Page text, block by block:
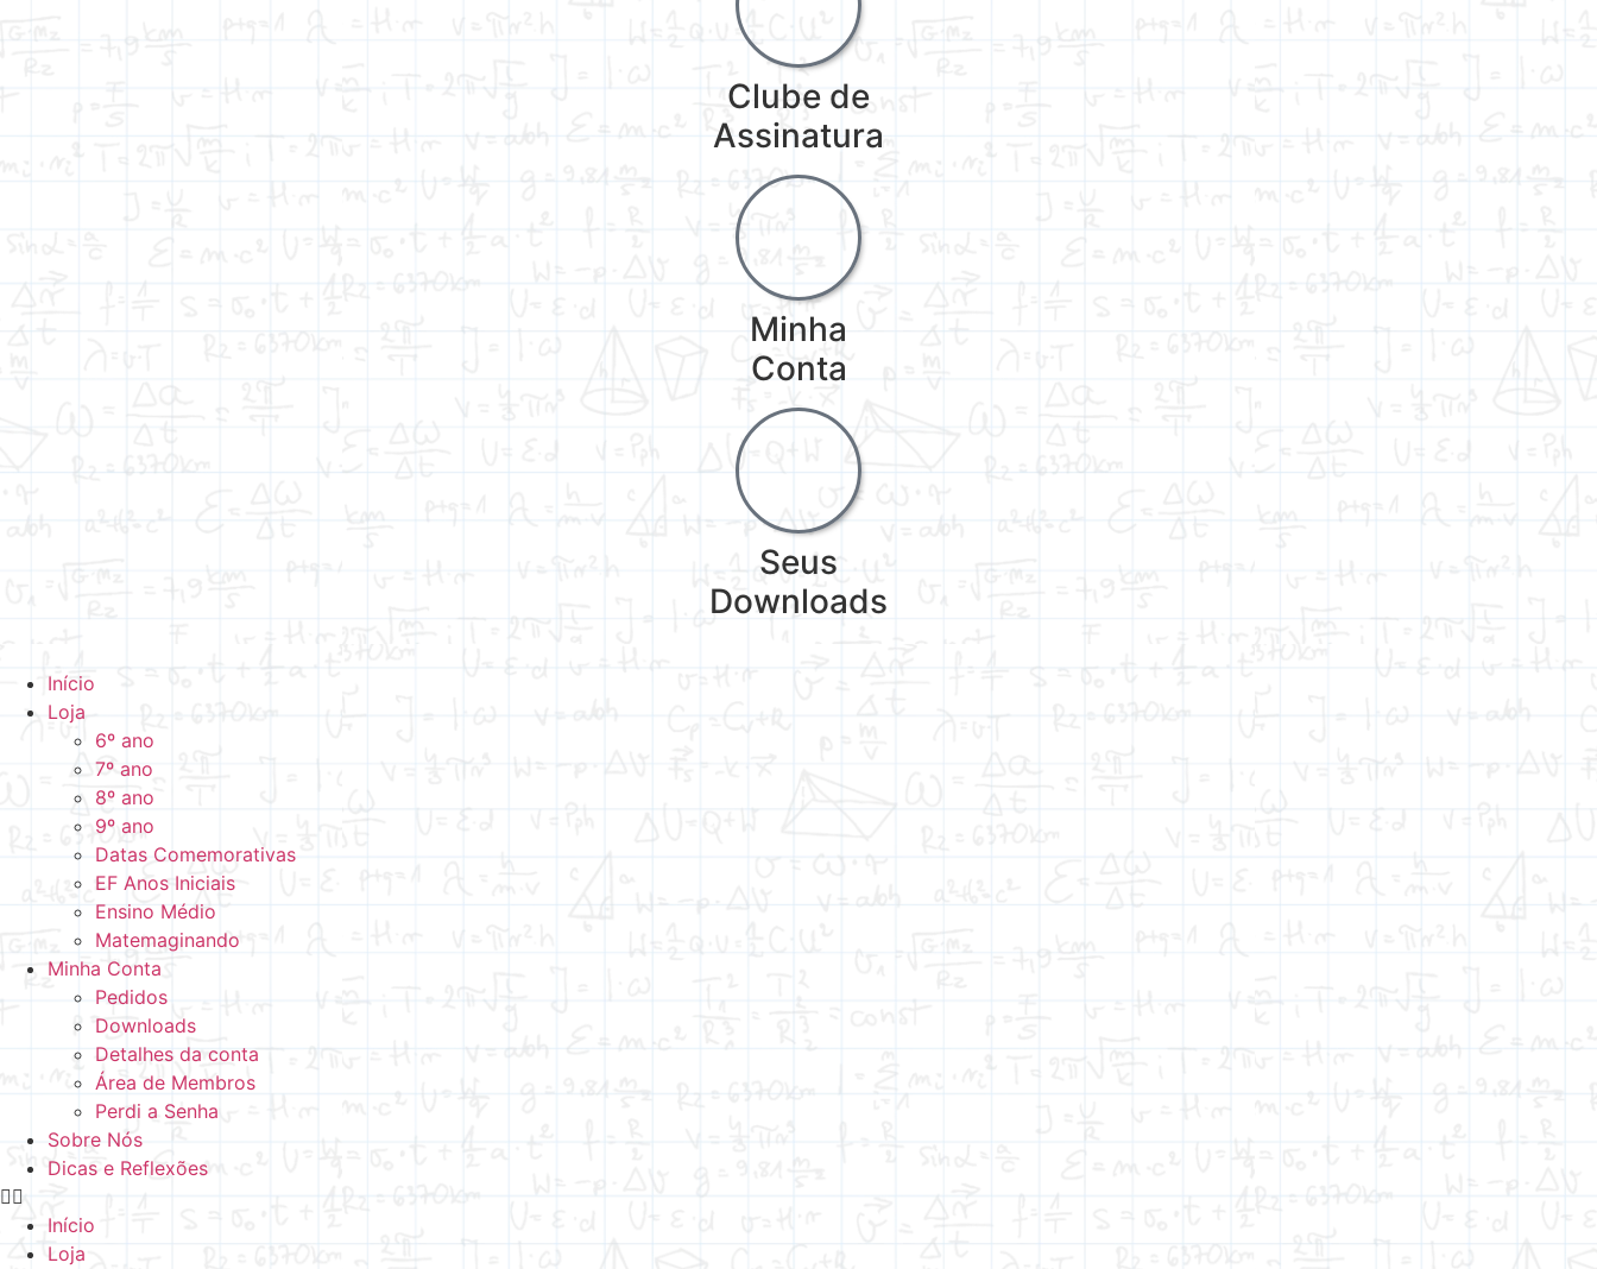
Clube de
Assinatura
Minha
Conta
Seus
Downloads
Início
Loja
6º ano
7º ano
8º ano
9º ano
Datas Comemorativas
EF Anos Iniciais
Ensino Médio
Matemaginando
Minha Conta
Pedidos
Downloads
Detalhes da conta
Área de Membros
Perdi a Senha
Sobre Nós
Dicas e Reflexões
Início
Loja